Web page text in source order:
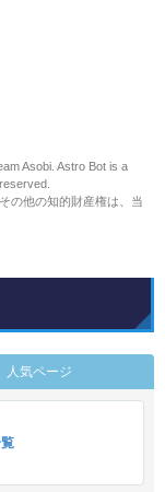
Asobi. Astro Bot is a
の他の知的財産権は、当
人気ページ